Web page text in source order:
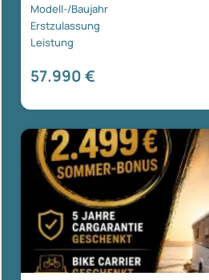
Modell-/Baujahr
Erstzulassung
Leistung
57.990 €